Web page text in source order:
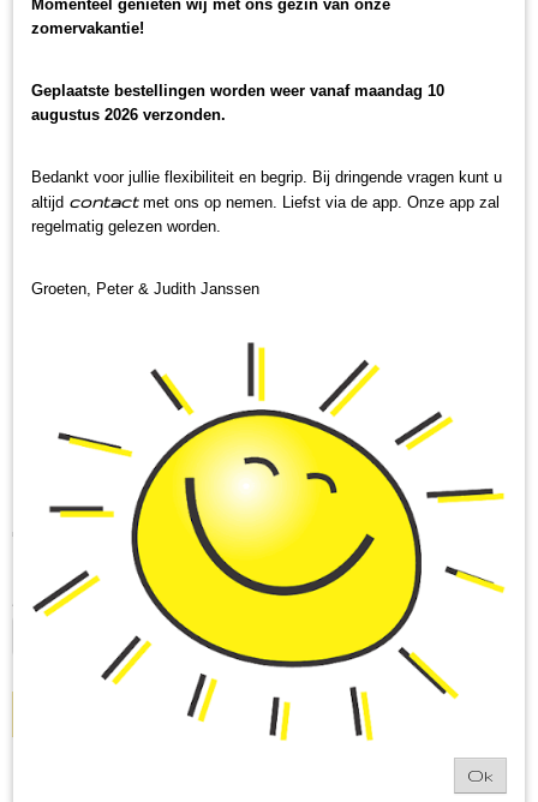
Vita notenmix ongezouten
€ 4,50 (inclusief btw 9%)
Op voorraad
Aantal
IN WINKELWAGEN
Momenteel genieten wij met ons gezin van onze
zomervakantie!
Geplaatste bestellingen worden weer vanaf maandag 10
augustus 2026 verzonden.
Bedankt voor jullie flexibiliteit en begrip. Bij dringende vragen kunt u
altijd contactmet ons op nemen. Liefst via de app. Onze app zal
regelmatig gelezen worden.
Groeten, Peter & Judith Janssen
Ok